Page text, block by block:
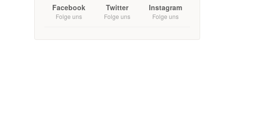
Facebook
Folge uns
Twitter
Folge uns
Instagram
Folge uns